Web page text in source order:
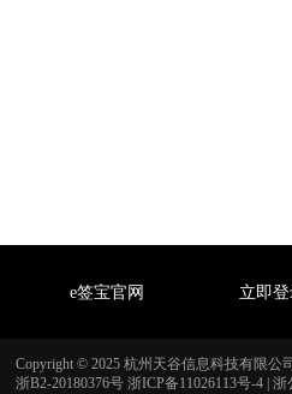
e签宝官网 立即
Copyright © 2025 杭州天谷信息科技有限
浙B2-20180376号 浙ICP备11026113号-4 浙